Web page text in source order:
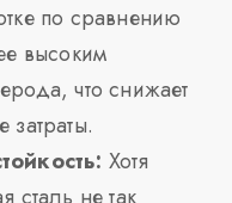
по сравнению
высоким
что снижает
затраты.
Хотя